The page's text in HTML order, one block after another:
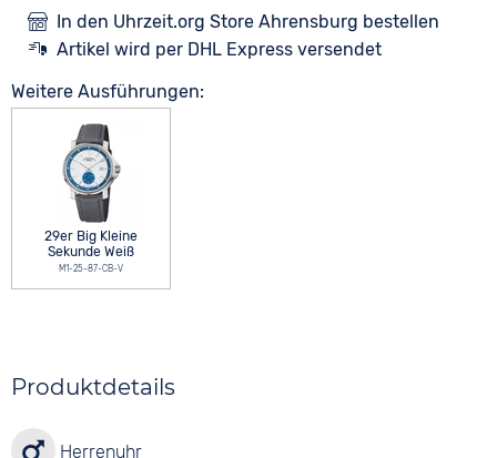
In den Uhrzeit.org Store Ahrensburg bestellen
Artikel wird per DHL Express versendet
Weitere Ausführungen:
29er Big Kleine
Sekunde Weiß
M1-25-87-CB-V
Produktdetails
Herrenuhr